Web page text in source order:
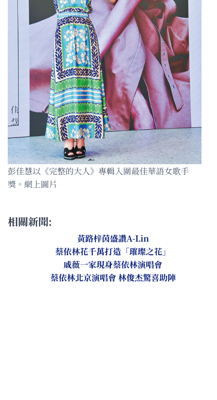
彭佳慧以《完整的大人》專輯入圍最佳華語女歌手
獎。網上圖片
相關新聞:
黃路梓茵盛讚A-Lin
蔡依林花千萬打造「璀璨之花」
戚薇一家現身蔡依林演唱會
蔡依林北京演唱會 林俊杰驚喜助陣